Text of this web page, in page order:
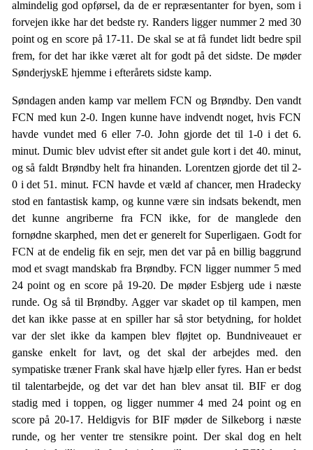
almindelig god opførsel, da de er repræsentanter for byen, som i
forvejen ikke har det bedste ry. Randers ligger nummer 2 med 30
point og en score på 17-11. De skal se at få fundet lidt bedre spil
frem, for det har ikke været alt for godt på det sidste. De møder
SønderjyskE hjemme i efterårets sidste kamp.
Søndagen anden kamp var mellem FCN og Brøndby. Den vandt
FCN med kun 2-0. Ingen kunne have indvendt noget, hvis FCN
havde vundet med 6 eller 7-0. John gjorde det til 1-0 i det 6.
minut. Dumic blev udvist efter sit andet gule kort i det 40. minut,
og så faldt Brøndby helt fra hinanden. Lorentzen gjorde det til 2-
0 i det 51. minut. FCN havde et væld af chancer, men Hradecky
stod en fantastisk kamp, og kunne være sin indsats bekendt, men
det kunne angriberne fra FCN ikke, for de manglede den
fornødne skarphed, men det er generelt for Superligaen. Godt for
FCN at de endelig fik en sejr, men det var på en billig baggrund
mod et svagt mandskab fra Brøndby. FCN ligger nummer 5 med
24 point og en score på 19-20. De møder Esbjerg ude i næste
runde. Og så til Brøndby. Agger var skadet op til kampen, men
det kan ikke passe at en spiller har så stor betydning, for holdet
var der slet ikke da kampen blev fløjtet op. Bundniveauet er
ganske enkelt for lavt, og det skal der arbejdes med. den
sympatiske træner Frank skal have hjælp eller fyres. Han er bedst
til talentarbejde, og det var det han blev ansat til. BIF er dog
stadig med i toppen, og ligger nummer 4 med 24 point og en
score på 20-17. Heldigvis for BIF møder de Silkeborg i næste
runde, og her venter tre stensikre point. Der skal dog en helt